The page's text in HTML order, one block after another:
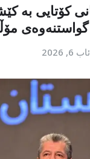
کۆتایی بە
ئاب 6, 2026